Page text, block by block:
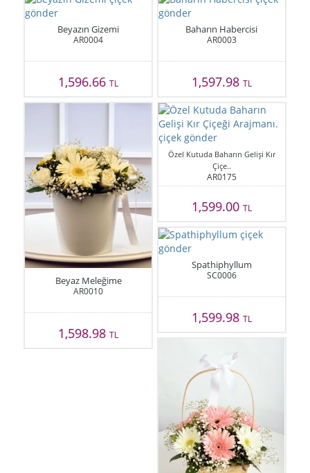
Beyazın Gizemi
AR0004
1,596.66TL
Baharın Habercisi
AR0003
1,597.98 TL
Beyaz Meleğime
AR0010
1,598.98TL
Özel Kutuda Baharın Gelişi Kır
Çiçe..
AR0175
1,599.00 TL
Spathiphyllum
SC0006
1,599.98 TL